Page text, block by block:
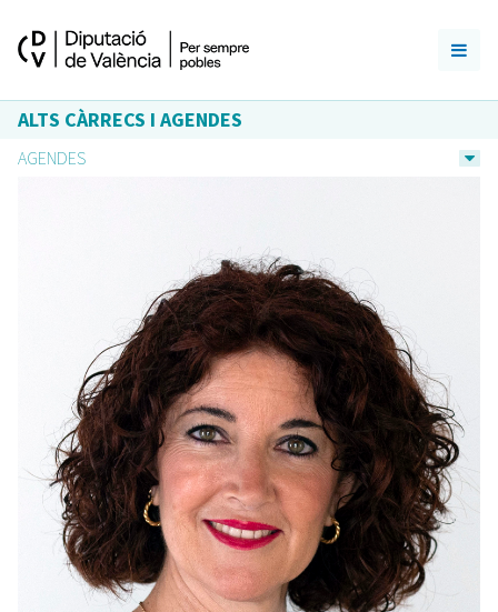
ALTS CÀRRECS I AGENDES
AGENDES